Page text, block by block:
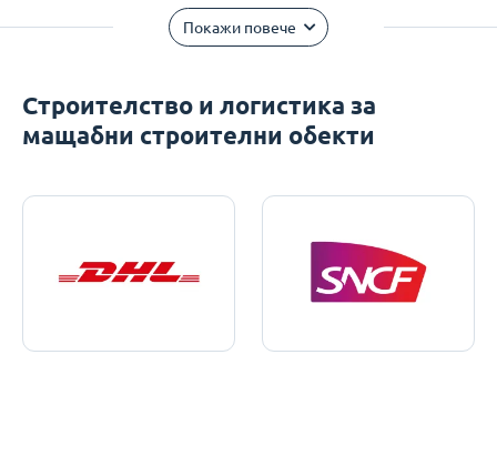
Покажи повече
Строителство и логистика за
мащабни строителни обекти